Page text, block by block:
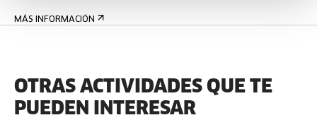
MÁS INFORMACIÓN
OTRAS ACTIVIDADES QUE TE
PUEDEN INTERESAR